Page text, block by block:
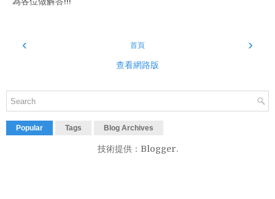
‹ ›
首頁
查看網路版
Popular Tags Blog Archives
技術提供： Blogger.